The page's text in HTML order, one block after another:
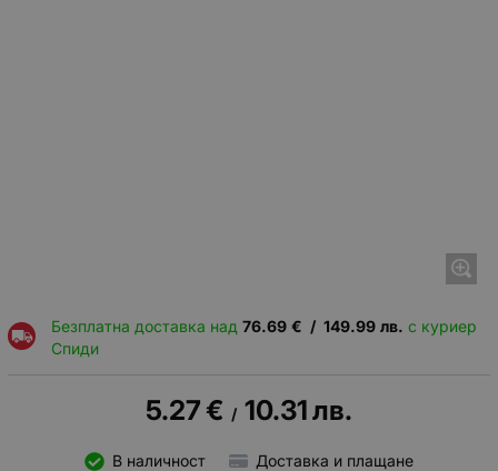
Безплатна доставка над 76.69 € / 149.99 лв. с куриер
Спиди
5.27€ / 10.31лв.
В наличност Доставка и плащане